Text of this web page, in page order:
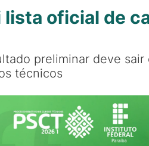
lista oficial de
preliminar deve
técnicos